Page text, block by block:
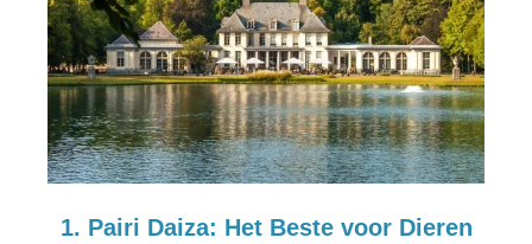
1. Pairi Daiza: Het Beste voor Dieren